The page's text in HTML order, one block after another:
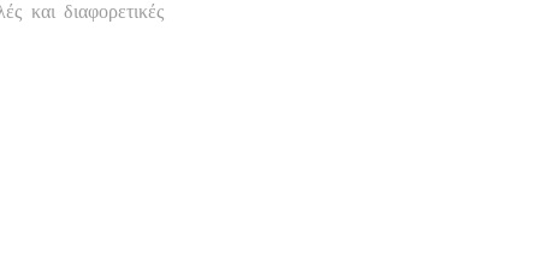
και διαφορετικές